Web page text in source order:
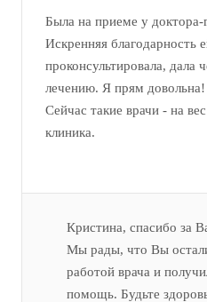
Была на приеме у доктора-
Искренняя благодарность
проконсультировала, дала
лечению. Я прям довольна!
Сейчас такие врачи - на
клиника.
Кристина, спасибо за
Мы рады, что Вы
работой врача и
помощь. Будьте